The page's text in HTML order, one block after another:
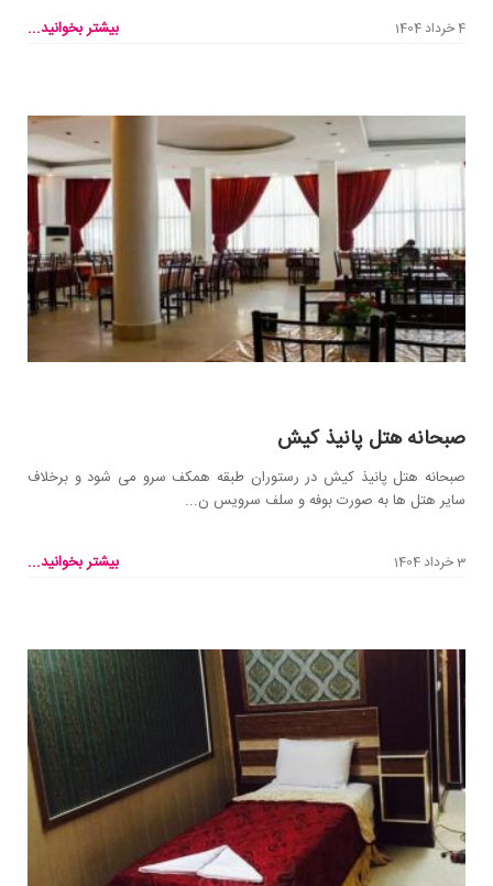
4 خرداد 1404 بیشتر بخوانید...
صبحانه هتل پانیذ کیش
صبحانه هتل پانیذ کیش در رستوران طبقه همکف سرو می شود و برخلاف
سایر هتل ها به صورت بوفه و سلف سرویس ن...
3 خرداد 1404 بیشتر بخوانید...